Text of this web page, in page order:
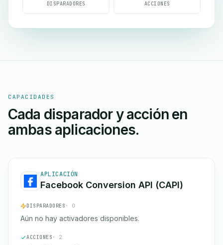
DISPARADORES ACCIONES
CAPACIDADES
Cada disparador y acción en
ambas aplicaciones.
APLICACIÓN
Facebook Conversion API (CAPI)
DISPARADORES · 0
Aún no hay activadores disponibles.
ACCIONES · 2